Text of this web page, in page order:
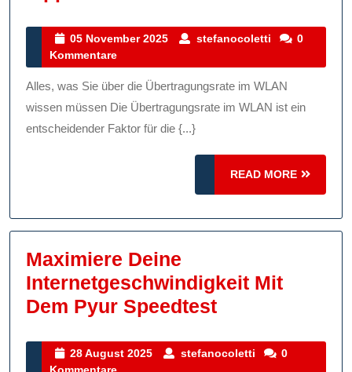
Die
Übertragungsrate
Ihres
WLANs:
Tipps
Und
Tricks
05 November 2025
05
2025
stefanocoletti stefanocoletti
0
Kommentare
Alles, was Sie über die Übertragungsrate im WLAN
wissen müssen Die Übertragungsrate im WLAN ist ein
entscheidender Faktor für die {...}
READ MORE
READ
MORE
Maximiere Deine
Internetgeschwindigkeit Mit
Dem Pyur SpeedtestMaximiere
28 August 2025
28
stefanocoletti stefanocoletti
0
Kommentare